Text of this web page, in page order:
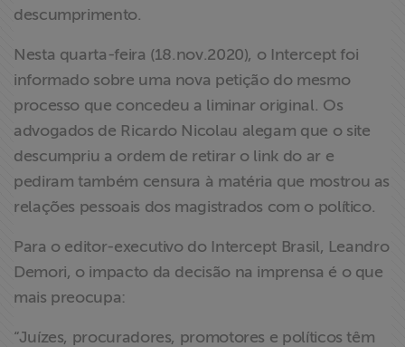
descumprimento.
Nesta quarta-feira (18.nov.2020), o Intercept foi
informado sobre uma nova petição do mesmo
processo que concedeu a liminar original. Os
advogados de Ricardo Nicolau alegam que o site
descumpriu a ordem de retirar o link do ar e
pediram também censura à matéria que mostrou as
relações pessoais dos magistrados com o político.
Para o editor-executivo do Intercept Brasil, Leandro
Demori, o impacto da decisão na imprensa é o que
mais preocupa:
“Juízes, procuradores, promotores e políticos têm